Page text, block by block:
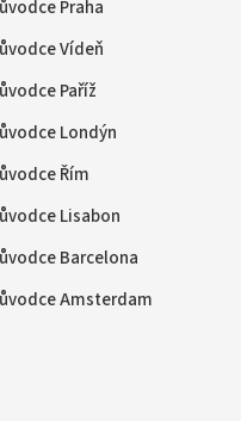
Praha
Vídeň
Paříž
Londýn
Řím
Lisabon
Barcelona
Amsterdam